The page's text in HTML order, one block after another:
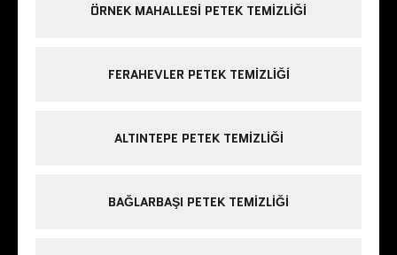
ÖRNEK MAHALLESI PETEK TEMIZLIĞI
FERAHEVLER PETEK TEMIZLIĞI
ALTINTEPE PETEK TEMIZLIĞI
BAĞLARBAŞI PETEK TEMIZLIĞI